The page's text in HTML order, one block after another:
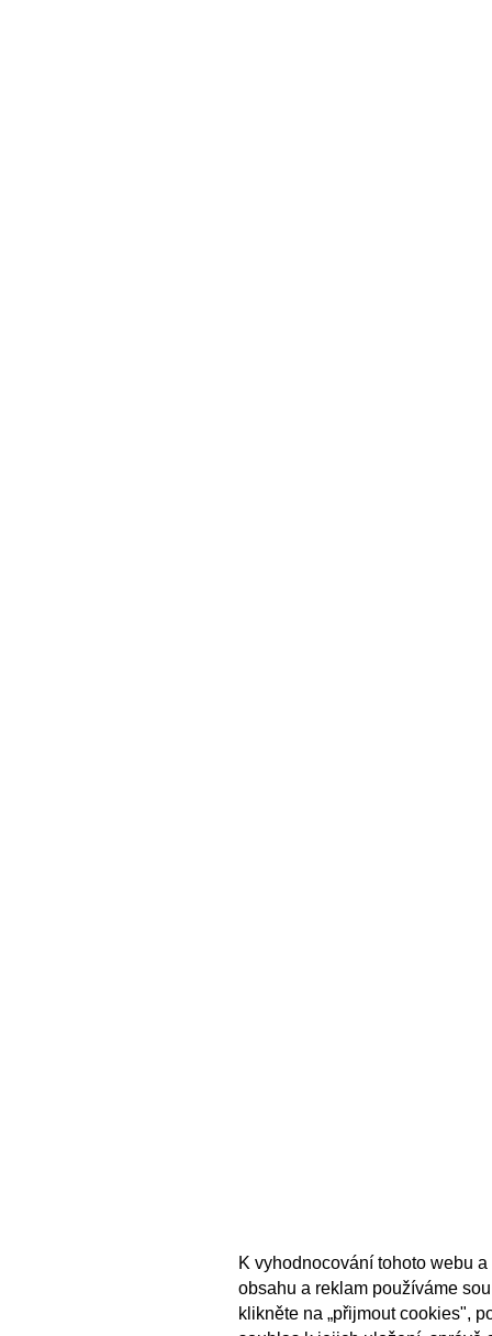
K vyhodnocování tohoto webu
obsahu a reklam používáme
klikněte na „přijmout cookies",